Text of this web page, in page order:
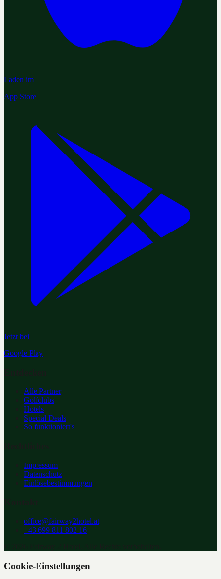
Laden im
App Store
Jetzt bei
Google Play
Alle Partner
Golfclubs
Hotels
Special Deals
So funktioniert's
Impressum
Datenschutz
Einlösebestimmungen
office@fairway2hotel.at
+43 699 811 802 16
Cookie-Einstellungen